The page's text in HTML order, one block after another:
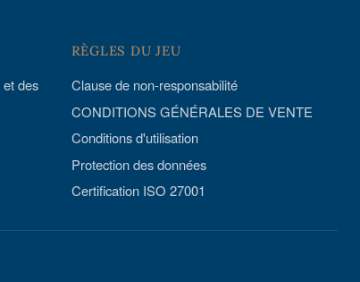
des
RÈGLES DU JEU
Clause de non-responsabilité
CONDITIONS GÉNÉRALES DE VENTE
Conditions d'utilisation
Protection des données
Certification ISO 27001